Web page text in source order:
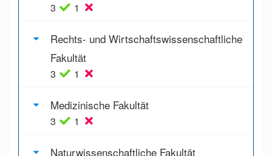
3 1
Rechts- und Wirtschaftswissenschaftliche
Fakultät
3 1
Medizinische Fakultät
3 1
Naturwissenschaftliche Fakultät